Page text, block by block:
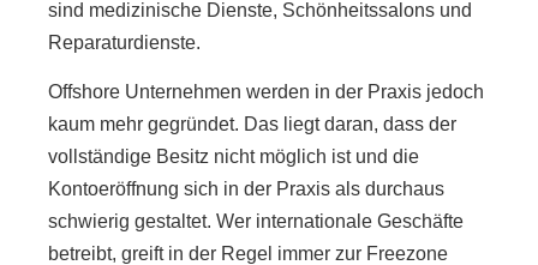
sind medizinische Dienste, Schönheitssalons und
Reparaturdienste.
Offshore Unternehmen werden in der Praxis jedoch
kaum mehr gegründet. Das liegt daran, dass der
vollständige Besitz nicht möglich ist und die
Kontoeröffnung sich in der Praxis als durchaus
schwierig gestaltet. Wer internationale Geschäfte
betreibt, greift in der Regel immer zur Freezone